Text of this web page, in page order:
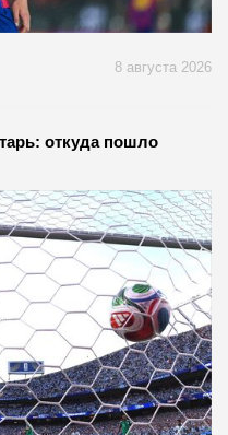
8 августа 2026
откуда пошло